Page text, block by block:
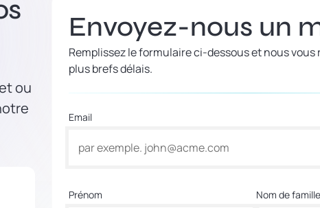
ou
Envoyez-nous un
Remplissez le formulaire ci-dessous et nous
plus brefs délais.
Email
Prénom Nom de famille